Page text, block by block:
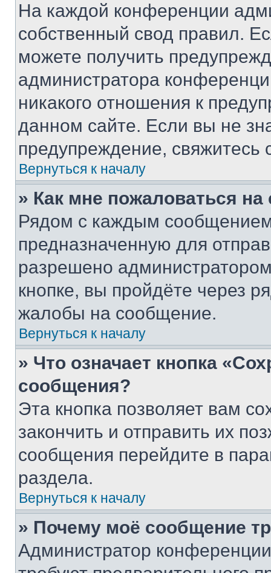
На каждой конференции
собственный свод правил.
можете получить
администратора
никакого отношения к
данном сайте. Если вы не
предупреждение,
Вернуться к началу
» Как мне пожаловаться
Рядом с каждым сообщением
предназначенную для
разрешено
кнопке, вы пройдёте через
жалобы на сообщение.
Вернуться к началу
» Что означает кнопка
сообщения?
Эта кнопка позволяет вам
закончить и отправить их
сообщения перейдите в
раздела.
Вернуться к началу
» Почему моё сообщение
Администратор